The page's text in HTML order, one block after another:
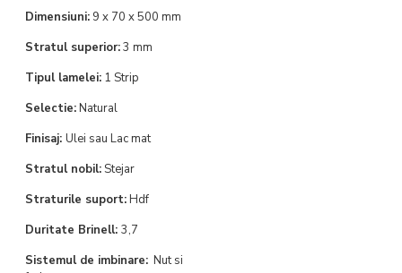
Dimensiuni: 9 x 70 x 500 mm
Stratul superior:3 mm
Tipul lamelei: 1 Strip
Selectie:Natural
Finisaj: Ulei sau Lac mat
Stratul nobil:Stejar
Straturile suport:Hdf
Duritate Brinell: 3,7
Sistemul de imbinare: Nut si